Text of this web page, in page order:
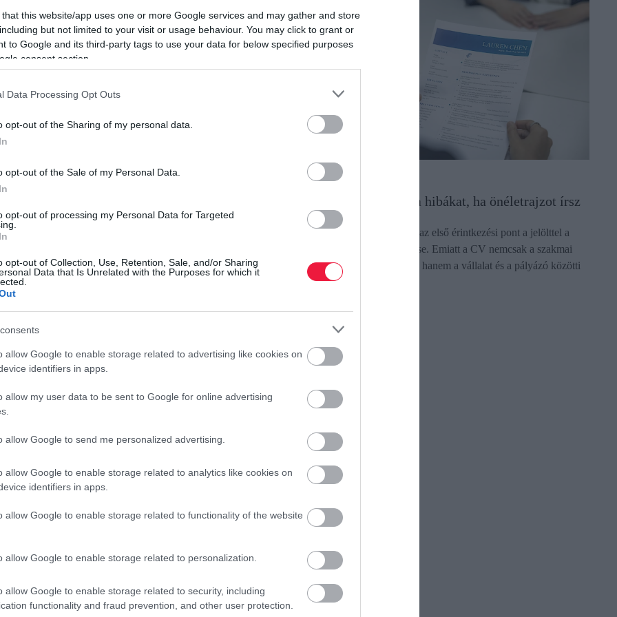
that this website/app uses one or more Google services and may gather and store
but not limited to your visit or usage behaviour. You may click to grant or
to Google and its third-party tags to use your data for below specified purposes
consent section.
Data Processing Opt Outs
opt-out of the Sharing of my personal data.
opt-out of the Sale of my Personal Data.
opt-out of processing my Personal Data for Targeted
opt-out of Collection, Use, Retention, Sale, and/or Sharing
Data that Is Unrelated with the Purposes for which it
allow Google to enable storage related to advertising like cookies on
identifiers in apps.
allow my user data to be sent to Google for online advertising
allow Google to send me personalized advertising.
allow Google to enable storage related to analytics like cookies on
identifiers in apps.
allow Google to enable storage related to functionality of the website
allow Google to enable storage related to personalization.
allow Google to enable storage related to security, including
functionality and fraud prevention, and other user protection.
miatt
tartozó Daihatsu autógyártó bejelentése alapján a
a gyártást egy hónapra a teszthamisítási botrány
a szigetországban. A vállalat az előző üzleti évében
közölte a Daihatsu, biztonsági teszteket
most a gyártásuk és a kiszállításuk
8 ezer beszállítójára is. Igaz, a vállalat megígérte,
fizetésének egy részét. Azonban ez rontani
túl a Toyota. Az autóipari konszern csaknem negyedével
első felében, egyben megemelte éves eredménytervét is
21,981 ezer milliárd jen (143 milliárd euró) értékesítési
korábbinál. Működési eredménye 124,2 százalékkal
idei első félévben elért működési eredménye közel
lett, 117,1 százalékkal magasabb az előző pénzügyi
a folyó pénzügyi év első felében 5,596 milliót
Az előző teljes pénzügyi évben 10,558 millió volt az
jármű eladását tervezi.
akkor idén január 1. és szeptember 30. között 2,67
ÁLLÁS
Ne kövesd el ezeket a hibákat, ha önéletrajzot írsz
A kiválasztási folyamatban az első érintkezési pont a jelölttel a
pályázati anyag megismerése. Emiatt a CV nemcsak a szakmai
alkalmasságot mutatja meg, hanem a vállalat és a pályázó közötti
minőségi…